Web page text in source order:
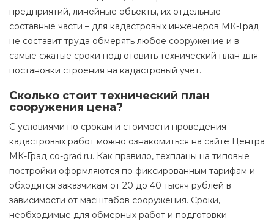
предприятий, линейные объекты, их отдельные
составные части – для кадастровых инженеров МК-Град
не составит труда обмерять любое сооружение и в
самые сжатые сроки подготовить технический план для
постановки строения на кадастровый учет.
Сколько стоит технический план
сооружения цена?
С условиями по срокам и стоимости проведения
кадастровых работ можно ознакомиться на сайте Центра
МК-Град co-grad.ru. Как правило, техпланы на типовые
постройки оформляются по фиксированным тарифам и
обходятся заказчикам от 20 до 40 тысяч рублей в
зависимости от масштабов сооружения. Сроки,
необходимые для обмерных работ и подготовки